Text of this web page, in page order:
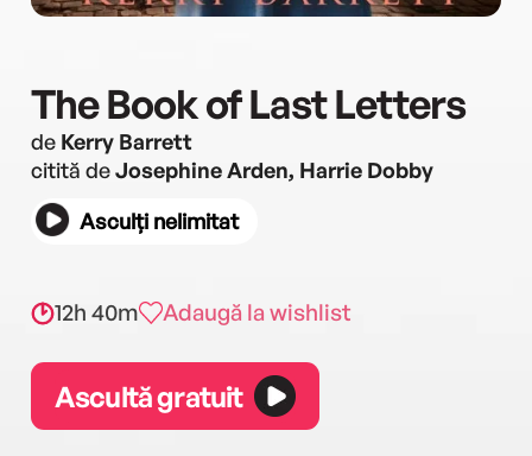
The Book of Last Letters
de Kerry Barrett
citită deJosephine Arden, Harrie Dobby
Asculți nelimitat
12h 40m Adaugă la wishlist
Ascultă gratuit